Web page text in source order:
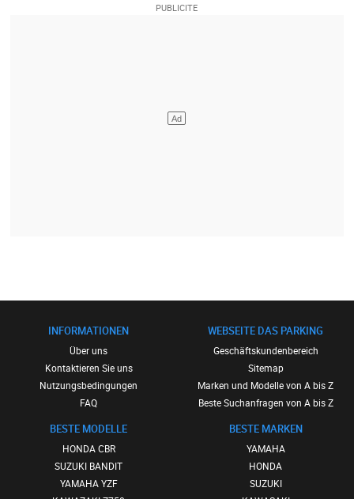
INFORMATIONEN
Über uns
Kontaktieren Sie uns
Nutzungsbedingungen
FAQ
BESTE MODELLE
HONDA CBR
SUZUKI BANDIT
YAMAHA YZF
WEBSEITE DAS PARKING
Geschäftskundenbereich
Sitemap
Marken und Modelle von A bis Z
Beste Suchanfragen von A bis Z
BESTE MARKEN
YAMAHA
HONDA
SUZUKI